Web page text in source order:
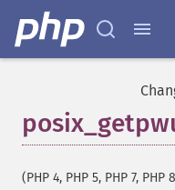
(PHP 4, PHP 5, PHP 7, PHP